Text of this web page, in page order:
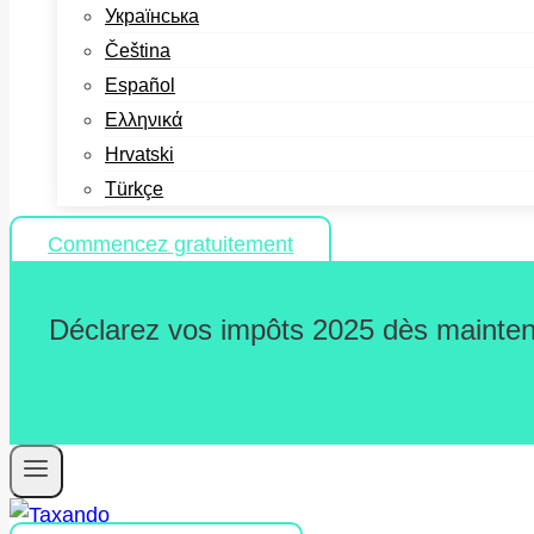
Українська
Čeština
Español
Ελληνικά
Hrvatski
Türkçe
Commencez gratuitement
Déclarez vos impôts 2025 dès